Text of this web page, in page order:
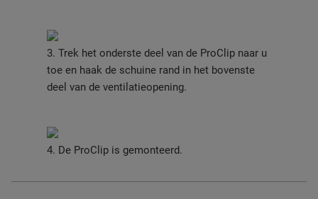
3. Trek het onderste deel van de ProClip naar u
toe en haak de schuine rand in het bovenste
deel van de ventilatieopening.
4. De ProClip is gemonteerd.